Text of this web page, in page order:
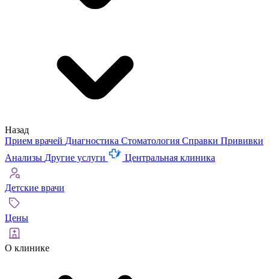
Назад
Прием врачей Диагностика Стоматология Справки Прививки
Анализы Другие услуги Центральная клиника
Детские врачи
Цены
О клинике